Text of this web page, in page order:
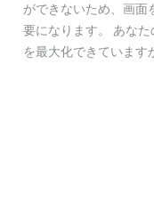
ができないため、画面
要になります。 あな
を最大化できています